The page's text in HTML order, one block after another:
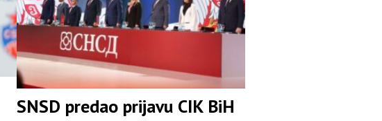
SNSD predao prijavu CIK BiH